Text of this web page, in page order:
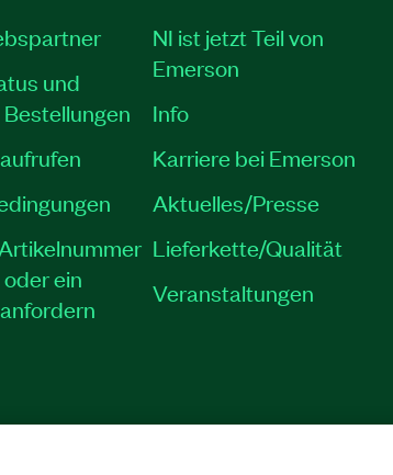
und
ein
NI ist jetzt Teil von
Emerson
Info
Karriere bei Emerson
Aktuelles/Presse
Lieferkette/Qualität
Veranstaltungen